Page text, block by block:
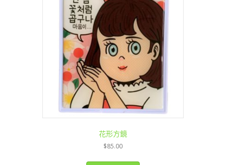
花形方鏡
$85.00